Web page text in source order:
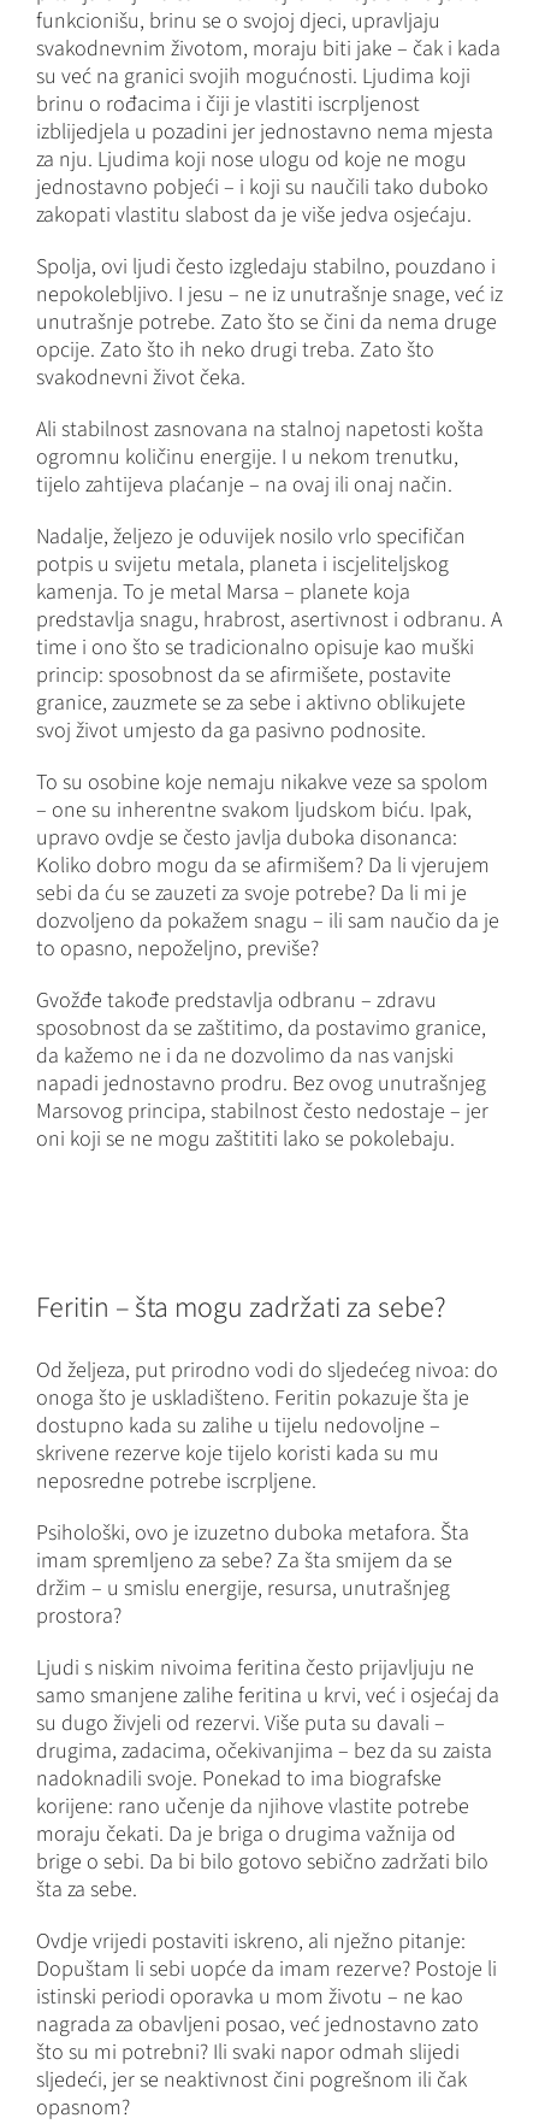
funkcionišu, brinu se o svojoj djeci, upravljaju
svakodnevnim životom, moraju biti jake – čak i kada
su već na granici svojih mogućnosti. Ljudima koji
brinu o rođacima i čiji je vlastiti iscrpljenost
izblijedjela u pozadini jer jednostavno nema mjesta
za nju. Ljudima koji nose ulogu od koje ne mogu
jednostavno pobjeći – i koji su naučili tako duboko
zakopati vlastitu slabost da je više jedva osjećaju.
Spolja, ovi ljudi često izgledaju stabilno, pouzdano i
nepokolebljivo. I jesu – ne iz unutrašnje snage, već iz
unutrašnje potrebe. Zato što se čini da nema druge
opcije. Zato što ih neko drugi treba. Zato što
svakodnevni život čeka.
Ali stabilnost zasnovana na stalnoj napetosti košta
ogromnu količinu energije. I u nekom trenutku,
tijelo zahtijeva plaćanje – na ovaj ili onaj način.
Nadalje, željezo je oduvijek nosilo vrlo specifičan
potpis u svijetu metala, planeta i iscjeliteljskog
kamenja. To je metal Marsa – planete koja
predstavlja snagu, hrabrost, asertivnost i odbranu. A
time i ono što se tradicionalno opisuje kao muški
princip: sposobnost da se afirmišete, postavite
granice, zauzmete se za sebe i aktivno oblikujete
svoj život umjesto da ga pasivno podnosite.
To su osobine koje nemaju nikakve veze sa spolom
– one su inherentne svakom ljudskom biću. Ipak,
upravo ovdje se često javlja duboka disonanca:
Koliko dobro mogu da se afirmišem? Da li vjerujem
sebi da ću se zauzeti za svoje potrebe? Da li mi je
dozvoljeno da pokažem snagu – ili sam naučio da je
to opasno, nepoželjno, previše?
Gvožđe takođe predstavlja odbranu – zdravu
sposobnost da se zaštitimo, da postavimo granice,
da kažemo ne i da ne dozvolimo da nas vanjski
napadi jednostavno prodru. Bez ovog unutrašnjeg
Marsovog principa, stabilnost često nedostaje – jer
oni koji se ne mogu zaštititi lako se pokolebaju.
Feritin – šta mogu zadržati za sebe?
Od željeza, put prirodno vodi do sljedećeg nivoa: do
onoga što je uskladišteno. Feritin pokazuje šta je
dostupno kada su zalihe u tijelu nedovoljne –
skrivene rezerve koje tijelo koristi kada su mu
neposredne potrebe iscrpljene.
Psihološki, ovo je izuzetno duboka metafora. Šta
imam spremljeno za sebe? Za šta smijem da se
držim – u smislu energije, resursa, unutrašnjeg
prostora?
Ljudi s niskim nivoima feritina često prijavljuju ne
samo smanjene zalihe feritina u krvi, već i osjećaj da
su dugo živjeli od rezervi. Više puta su davali –
drugima, zadacima, očekivanjima – bez da su zaista
nadoknadili svoje. Ponekad to ima biografske
korijene: rano učenje da njihove vlastite potrebe
moraju čekati. Da je briga o drugima važnija od
brige o sebi. Da bi bilo gotovo sebično zadržati bilo
šta za sebe.
Ovdje vrijedi postaviti iskreno, ali nježno pitanje:
Dopuštam li sebi uopće da imam rezerve? Postoje li
istinski periodi oporavka u mom životu – ne kao
nagrada za obavljeni posao, već jednostavno zato
što su mi potrebni? Ili svaki napor odmah slijedi
sljedeći, jer se neaktivnost čini pogrešnom ili čak
opasnom?